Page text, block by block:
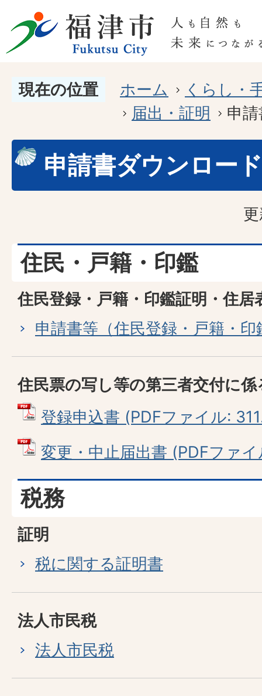
現在の位置 ホーム
くらし・
届出・証明
申
申請書ダウンロード
住民・戸籍・印鑑
住民登録・戸籍・印鑑証明・住居
申請書等（住民登録・戸籍・
住民票の写し等の第三者交付に
登録申込書 (PDFファイル:
変更・中止届出書 (PDFファ
税務
証明
税に関する証明書
法人市民税
法人市民税